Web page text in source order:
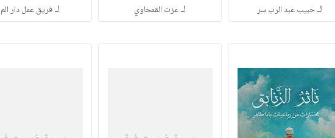
لـحبيب عبد الرب سر لـعزت القمحاوي لـفريق عمل دار الم